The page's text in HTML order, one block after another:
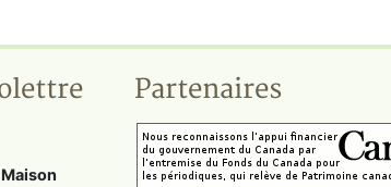
Partenaires